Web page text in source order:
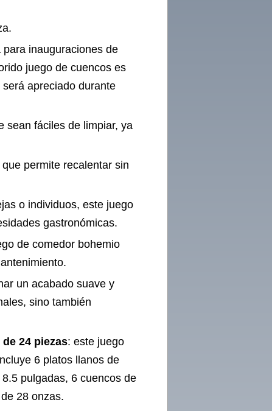
para inauguraciones de
juego de cuencos es
apreciado durante
sean fáciles de limpiar, ya
permite recalentar sin
o individuos, este juego
gastronómicas.
de comedor bohemio
un acabado suave y
sino también
24 piezas: este juego
6 platos llanos de
pulgadas, 6 cuencos de
28 onzas.